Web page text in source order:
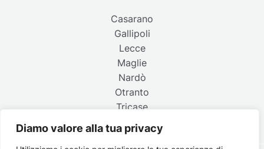
Diamo valore alla tua privacy
Casarano
Gallipoli
Lecce
Maglie
Nardò
Otranto
Tricase